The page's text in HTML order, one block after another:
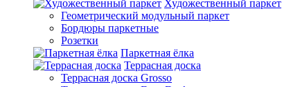
Художественный паркет
Геометрический модульный паркет
Бордюры паркетные
Розетки
Паркетная ёлка
Террасная доска
Террасная доска Grosso